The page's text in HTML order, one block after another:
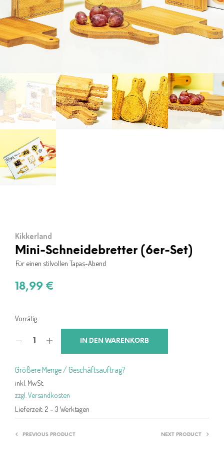
Kikkerland
Mini-Schneidebretter (6er-Set)
Für einen stilvollen Tapas-Abend
18,99 €
Vorrätig
IN DEN WARENKORB
Größere Menge / Geschäftsauftrag?
inkl. MwSt.
zzgl. Versandkosten
Lieferzeit: 2 – 3 Werktagen
PREVIOUS PRODUCT NEXT PRODUCT